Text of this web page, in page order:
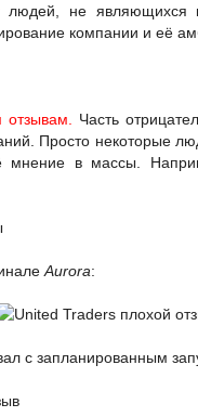
людей, не являющихся
компании и её
отзывам. Часть
Просто некоторые
мнение в массы.
Aurora:
с запланированным